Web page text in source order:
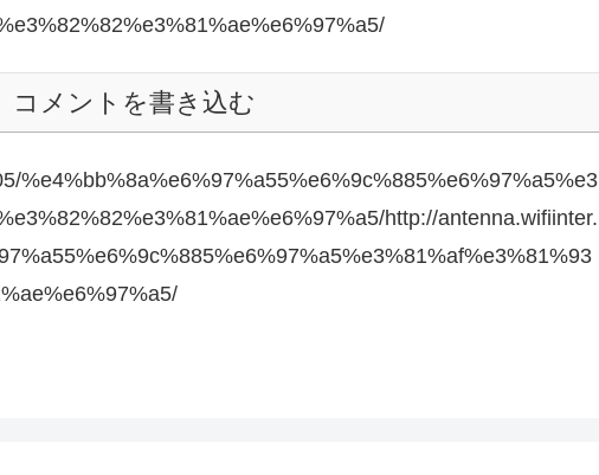
コメントを書き込む
%e4%bb%8a%e6%97%a55%e6%9c%885%e6%97%a5%e3
http://antenna.wifiinter.